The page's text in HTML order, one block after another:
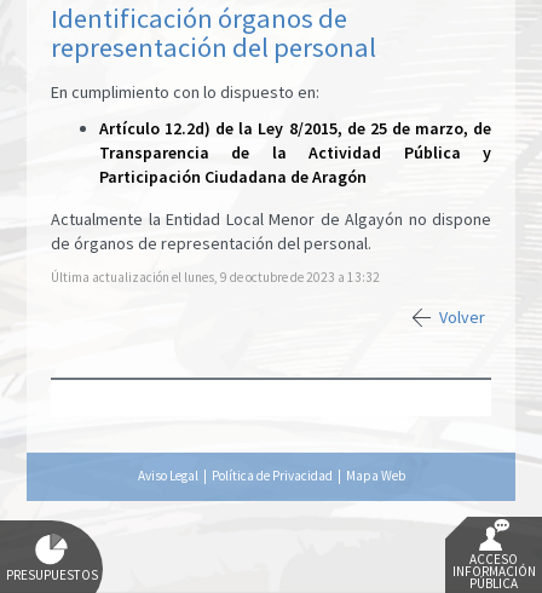
Identificación órganos de
representación del personal
En cumplimiento con lo dispuesto en:
Artículo 12.2d) de la Ley 8/2015, de 25 de marzo, de
Transparencia de la Actividad Pública y
Participación Ciudadana de Aragón
Actualmente la Entidad Local Menor de Algayón no dispone
de órganos de representación del personal.
Última actualización el lunes, 9 de octubre de 2023 a 13:32
Volver
PRESUPUESTOS
ACCESO
INFORMACIÓN
PÚBLICA
Aviso Legal| Política de Privacidad Mapa Web